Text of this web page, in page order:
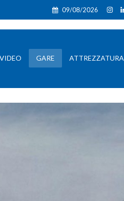
09/08/2026
VIDEO GARE ATTREZZATURA